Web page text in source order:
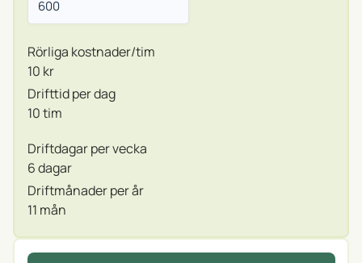
Rörliga kostnader/tim
10 kr
Drifttid per dag
10 tim
Driftdagar per vecka
6 dagar
Driftmånader per år
11 mån